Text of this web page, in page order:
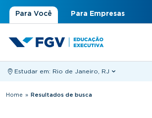
Para Você Para Empresas
Estudar em: Rio de Janeiro, RJ
Você está aqui
Home » Resultados de busca